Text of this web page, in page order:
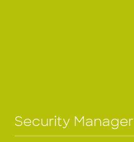
Security Manager